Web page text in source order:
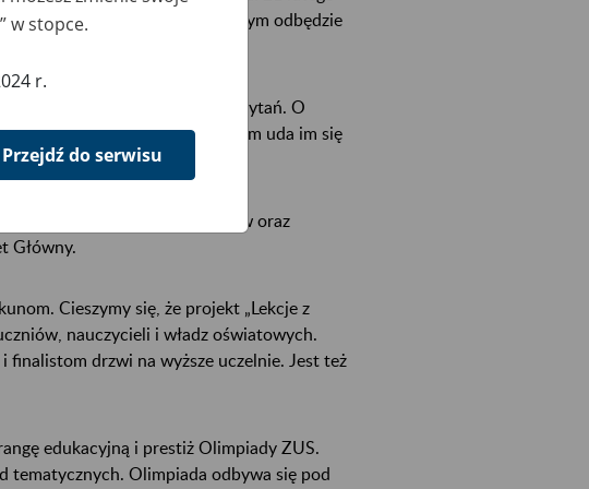
uczestników o miejscu, w którym odbędzie
który będzie się składał z 25 pytań. O
ale także czas, w jakim uda im się
zdobędą minimum 20 punktów oraz
Główny.
Cieszymy się, że projekt „Lekcje z
nauczycieli i władz oświatowych.
drzwi na wyższe uczelnie. Jest też
edukacyjną i prestiż Olimpiady ZUS.
tematycznych. Olimpiada odbywa się pod
w stopce.
r.
Przejdź do serwisu